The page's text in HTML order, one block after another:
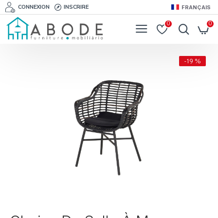
CONNEXION INSCRIRE FRANÇAIS
0 0
-19 %